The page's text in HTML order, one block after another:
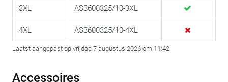
3XL AS3600325/10-3XL
4XL AS3600325/10-4XL
Laatst aangepast op vrijdag 7 augustus 2026 om 11:42
Accessoires